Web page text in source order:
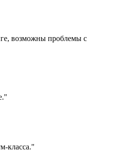
возможны проблемы с
класса."